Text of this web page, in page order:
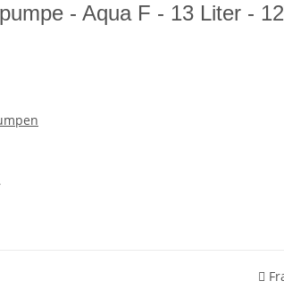
- Aqua F - 13 Liter -